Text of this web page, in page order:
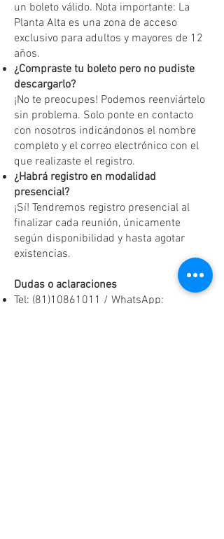
un boleto válido. Nota importante: La
Planta Alta es una zona de acceso
exclusivo para adultos y mayores de 12
años.
¿Compraste tu boleto pero no pudiste
descargarlo?
¡No te preocupes! Podemos reenviártelo
sin problema. Solo ponte en contacto
con nosotros indicándonos el nombre
completo y el correo electrónico con el
que realizaste el registro.
¿Habrá registro en modalidad
presencial?
¡Sí! Tendremos registro presencial al
finalizar cada reunión, únicamente
según disponibilidad y hasta agotar
existencias.
Dudas o aclaraciones
Tel: (81)10861011 / WhatsApp: